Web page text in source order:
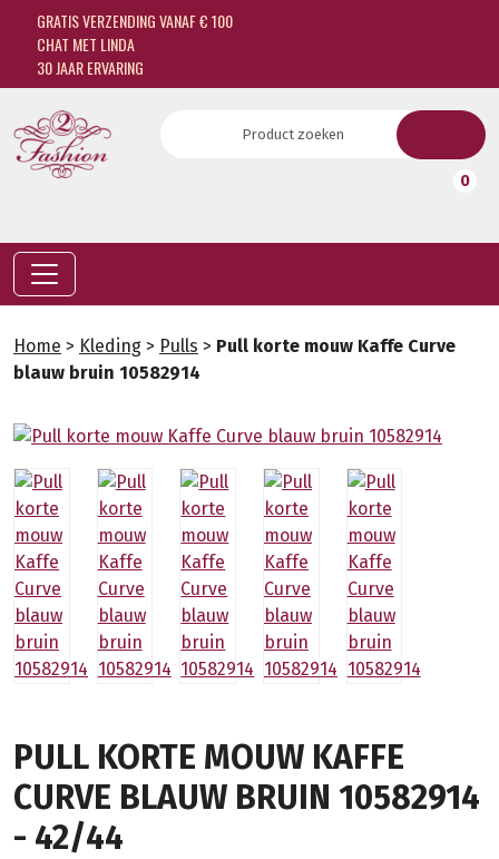
GRATIS VERZENDING VANAF € 100
CHAT MET LINDA
30 JAAR ERVARING
0
Home > Kleding > Pulls > Pull korte mouw Kaffe Curve
blauw bruin 10582914
PULL KORTE MOUW KAFFE
CURVE BLAUW BRUIN 10582914
- 42/44